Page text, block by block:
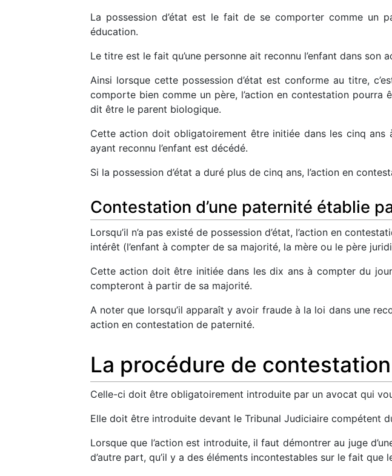
La possession d’état est le fait de se comporter comme un
éducation.
Le titre est le fait qu’une personne ait reconnu l’enfant dans son
Ainsi lorsque cette possession d’état est conforme au titre,
comporte bien comme un père, l’action en contestation pourra
dit être le parent biologique.
Cette action doit obligatoirement être initiée dans les cinq
ayant reconnu l’enfant est décédé.
Si la possession d’état a duré plus de cinq ans, l’action en
Contestation d’une paternité établie
Lorsqu’il n’a pas existé de possession d’état, l’action en
intérêt (l’enfant à compter de sa majorité, la mère ou le père
Cette action doit être initiée dans les dix ans à compter du
compteront à partir de sa majorité.
A noter que lorsqu’il apparaît y avoir fraude à la loi dans une
action en contestation de paternité.
La procédure de
Celle-ci doit être obligatoirement introduite par un avocat qui
Elle doit être introduite devant le Tribunal Judiciaire compétent
Lorsque que l’action est introduite, il faut démontrer au juge
d’autre part, qu’il y a des éléments incontestables sur le fait